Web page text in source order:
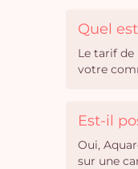
Quel
Le tarif de
votre
Est-il
Oui,
sur une